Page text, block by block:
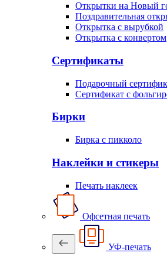
Открытки на Новый
Поздравительная
Открытка с вырубкой
Открытка с конвертом
Сертификаты
Подарочный
Сертификат с
Бирки
Бирка с пикколо
Наклейки и стикеры
Печать наклеек
Офсетная печать
УФ-печать